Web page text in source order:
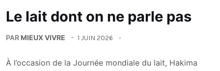
Le lait dont on ne parle pas
PAR MIEUX VIVRE 1 JUIN 2026
À l’occasion de la Journée mondiale du lait, Hakima